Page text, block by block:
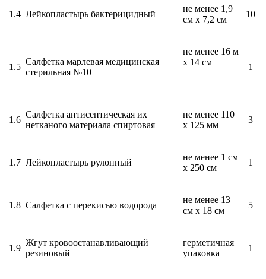
1.4 Лейкопластырь бактерицидный
не менее 1,9
см х 7,2 см
10
1.5
Салфетка марлевая медицинская
стерильная №10
не менее 16 м
х 14 см
1
1.6
Салфетка антисептическая их
нетканого материала спиртовая
не менее 110
х 125 мм
3
1.7 Лейкопластырь рулонный
не менее 1 см
х 250 см
1
1.8 Салфетка с перекисью водорода
не менее 13
см х 18 см
5
1.9
Жгут кровоостанавливающий
резиновый
герметичная
упаковка
1